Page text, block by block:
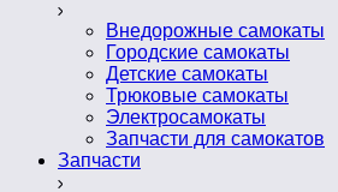
Внедорожные самокаты
Городские самокаты
Детские самокаты
Трюковые самокаты
Электросамокаты
Запчасти для самокатов
Запчасти